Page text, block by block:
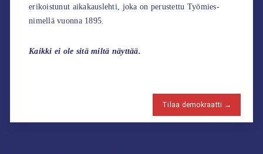
erikoistunut aikakauslehti, joka on perustettu Työmies-
nimellä vuonna 1895.
Kaikki ei ole sitä miltä näyttää.
Tilaa demokraatti →